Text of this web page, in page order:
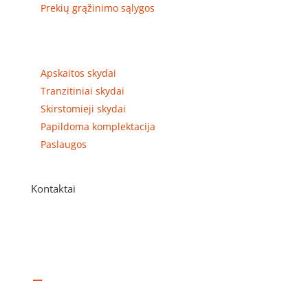
Prekių grąžinimo sąlygos
Apskaitos skydai
Tranzitiniai skydai
Skirstomieji skydai
Papildoma komplektacija
Paslaugos
Kontaktai